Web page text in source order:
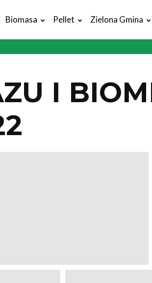
Biomasa Pellet Zielona Gmina
I